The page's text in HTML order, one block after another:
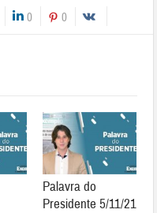
0 0
Palavra do
Presidente 5/11/21